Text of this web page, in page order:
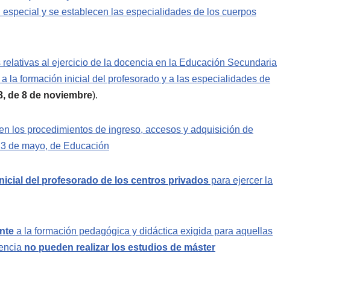
y se establecen las especialidades de los cuerpos
al ejercicio de la docencia en la Educación Secundaria
la formación inicial del profesorado y a las especialidades de
de 8 de noviembre).
los procedimientos de ingreso, accesos y adquisición de
de mayo, de Educación
del profesorado de los centros privados para ejercer la
a la formación pedagógica y didáctica exigida para aquellas
no pueden realizar los estudios de máster